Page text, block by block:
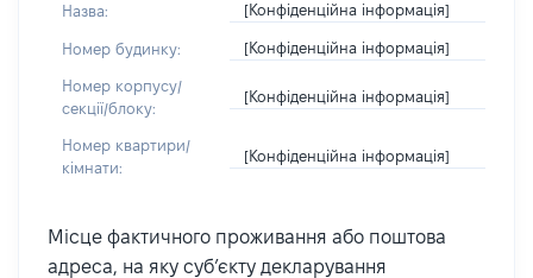
Назва: [Конфіденційна інформація]
Номер будинку: [Конфіденційна інформація]
Номер корпусу/
секції/блоку:
[Конфіденційна інформація]
Номер квартири/
кімнати:
[Конфіденційна інформація]
Місце фактичного проживання або поштова
адреса, на яку суб’єкту декларування